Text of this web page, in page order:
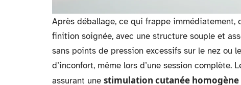
Après déballage, ce qui frappe immédiatement,
finition soignée, avec une structure souple et
sans points de pression excessifs sur le nez ou
d’inconfort, même lors d’une session
assurant une stimulation cutanée homogène